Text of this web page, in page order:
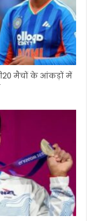
मैचों के आंकड़ों में